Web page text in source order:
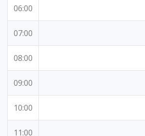
06:00
07:00
08:00
09:00
10:00
11:00